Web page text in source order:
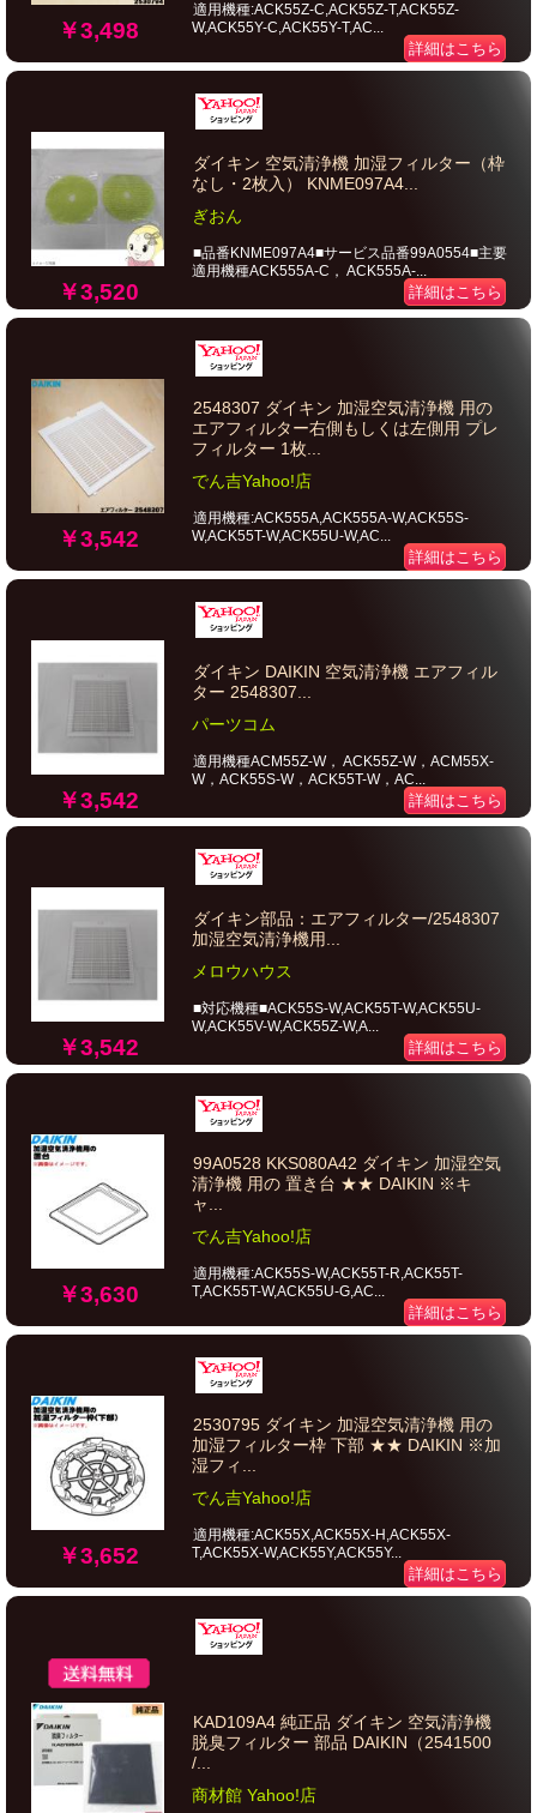
￥3,498
適用機種:ACK55Z-C,ACK55Z-T,ACK55Z-
W,ACK55Y-C,ACK55Y-T,AC...
詳細はこちら
￥3,520
ダイキン 空気清浄機 加湿フィルター（枠
なし・2枚入） KNME097A4...
ぎおん
■品番KNME097A4■サービス品番99A0554■主要
適用機種ACK555A-C， ACK555A-...
詳細はこちら
￥3,542
2548307 ダイキン 加湿空気清浄機 用の
エアフィルター右側もしくは左側用 プレ
フィルター 1枚...
でん吉Yahoo!店
適用機種:ACK555A,ACK555A-W,ACK55S-
W,ACK55T-W,ACK55U-W,AC...
詳細はこちら
￥3,542
ダイキン DAIKIN 空気清浄機 エアフィル
ター 2548307...
パーツコム
適用機種ACM55Z-W， ACK55Z-W，ACM55X-
W，ACK55S-W，ACK55T-W，AC...
詳細はこちら
￥3,542
ダイキン部品：エアフィルター/2548307
加湿空気清浄機用...
メロウハウス
■対応機種■ACK55S-W,ACK55T-W,ACK55U-
W,ACK55V-W,ACK55Z-W,A...
詳細はこちら
￥3,630
99A0528 KKS080A42 ダイキン 加湿空気
清浄機 用の 置き台 ★★ DAIKIN ※キ
ャ...
でん吉Yahoo!店
適用機種:ACK55S-W,ACK55T-R,ACK55T-
T,ACK55T-W,ACK55U-G,AC...
詳細はこちら
￥3,652
2530795 ダイキン 加湿空気清浄機 用の
加湿フィルター枠 下部 ★★ DAIKIN ※加
湿フィ...
でん吉Yahoo!店
適用機種:ACK55X,ACK55X-H,ACK55X-
T,ACK55X-W,ACK55Y,ACK55Y...
詳細はこちら
KAD109A4 純正品 ダイキン 空気清浄機
脱臭フィルター 部品 DAIKIN（2541500
/...
商材館 Yahoo!店